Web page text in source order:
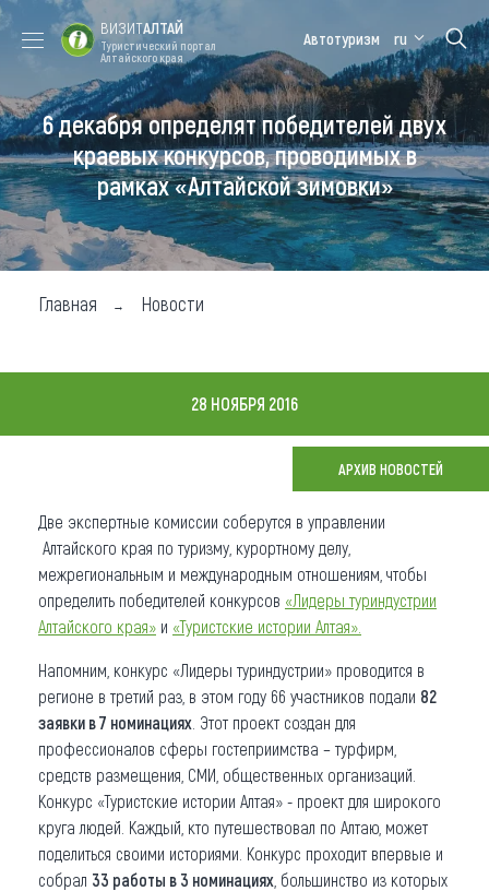
Форум VISIT
ALTAI
Цветение
маральника
Медицинский
форум
Алтайская
зимовка
Туры
Где побывать
Чем заняться
Карта
Что привезти (сувениры)
О регионе
Коллекция впечатлений
Другие рубрики
ВИЗИТАЛТАЙ
Туристический портал
Алтайского края
Автотуризм ru
6 декабря определят победителей двух
краевых конкурсов, проводимых в
рамках «Алтайской зимовки»
Главная Новости
28 НОЯБРЯ 2016
АРХИВ НОВОСТЕЙ
Две экспертные комиссии соберутся в управлении
Алтайского края по туризму, курортному делу,
межрегиональным и международным отношениям, чтобы
определить победителей конкурсов «Лидеры туриндустрии
Алтайского края» и «Туристские истории Алтая».
Напомним, конкурс «Лидеры туриндустрии» проводится в
регионе в третий раз, в этом году 66 участников подали 82
заявки в 7 номинациях . Этот проект создан для
профессионалов сферы гостеприимства – турфирм,
средств размещения, СМИ, общественных организаций.
Конкурс «Туристские истории Алтая» - проект для широкого
круга людей. Каждый, кто путешествовал по Алтаю, может
поделиться своими историями. Конкурс проходит впервые и
собрал 33 работы в 3 номинациях , большинство из которых